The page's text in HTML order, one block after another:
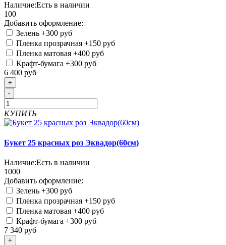
Наличие:Есть в наличии
100
Добавить оформление:
Зелень +300 руб
Пленка прозрачная +150 руб
Пленка матовая +400 руб
Крафт-бумага +300 руб
6 400 руб
+
-
КУПИТЬ
Букет 25 красных роз Эквадор(60см)
Наличие:Есть в наличии
1000
Добавить оформление:
Зелень +300 руб
Пленка прозрачная +150 руб
Пленка матовая +400 руб
Крафт-бумага +300 руб
7 340 руб
+